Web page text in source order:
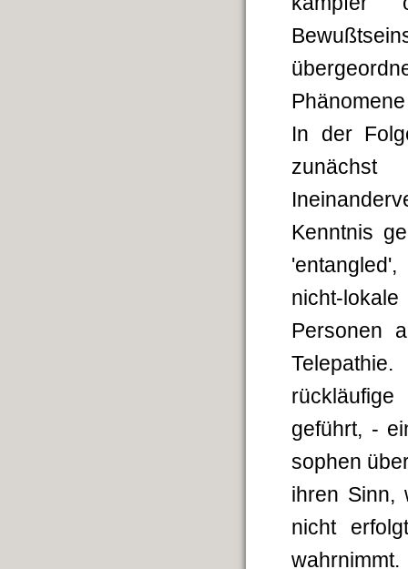
In der
Kenntnis
nicht-
Personen
geführt, -
sophen
ihren Sinn,
nicht